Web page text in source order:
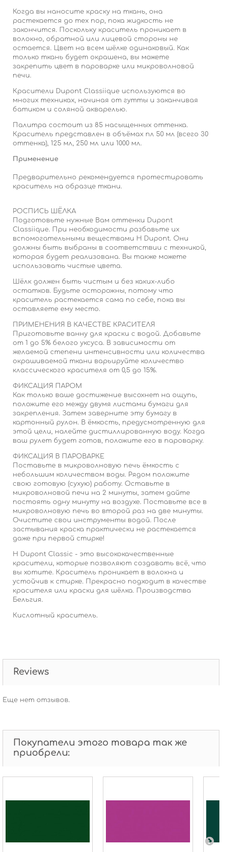
Когда вы наносите краску на ткань, она
растекается до тех пор, пока жидкость не
закончится. Поскольку краситель проникает в
волокно, обратной или лицевой стороны не
остается. Цвет на всем шёлке одинаковый. Как
только ткань будет окрашена, вы можете
закрепить цвет в пароварке или микроволновой
печи.
Красители Dupont Classiique используются во
многих техниках, начиная от гутты и заканчивая
батиком и соляной акварелью.
Палитра состоит из 85 насыщенных оттенка.
Краситель представлен в объёмах пл 50 мл (всего 30
оттенка), 125 мл, 250 мл или 1000 мл.
Применение
Предварительно рекомендуется протестировать
краситель на образце ткани.
РОСПИСЬ ШЁЛКА
Подготовьте нужные Вам оттенки Dupont
Classiique. При необходимости разбавьте их
вспомогательными веществами H Dupont. Они
должны быть выбраны в соответствии с техникой,
которая будет реализована. Вы также можете
использовать чистые цвета.
Шёлк должен быть чистым и без каких-либо
остатков. Будьте осторожны, потому что
краситель растекается сама по себе, пока вы
оставляете ему место.
ПРИМЕНЕНИЯ В КАЧЕСТВЕ КРАСИТЕЛЯ
Приготовьте ванну для краски с водой. Добавьте
от 1 до 5% белого уксуса. В зависимости от
желаемой степени интенсивности или количества
окрашиваемой ткани варьируйте количество
классического красителя от 0,5 до 15%.
ФИКСАЦИЯ ПАРОМ
Как только ваше достижение высохнет на ощупь,
положите его между двумя листами бумаги для
закрепления. Затем заверните эту бумагу в
картонный рулон. В ёмкость, предусмотренную для
этой цели, налейте дистиллированную воду. Когда
ваш рулет будет готов, положите его в пароварку.
ФИКСАЦИЯ В ПАРОВАРКЕ
Поставьте в микроволновую печь ёмкость с
небольшим количеством воды. Рядом положите
свою готовую (сухую) работу. Оставьте в
микроволновой печи на 2 минуты, затем дайте
постоять одну минуту на воздухе. Поставьте все в
микроволновую печь во второй раз на две минуты.
Очистите свои инструменты водой. После
застывания краска практически не растекается
даже при первой стирке!
H Dupont Classic - это высококачественные
красители, которые позволяют создавать всё, что
вы хотите. Краситель проникает в волокна и
устойчив к стирке. Прекрасно подходит в качестве
красителя или краски для шёлка. Производства
Бельгия.
Кислотный краситель.
Reviews
Еще нет отзывов.
Покупатели этого товара так же
приобрели: